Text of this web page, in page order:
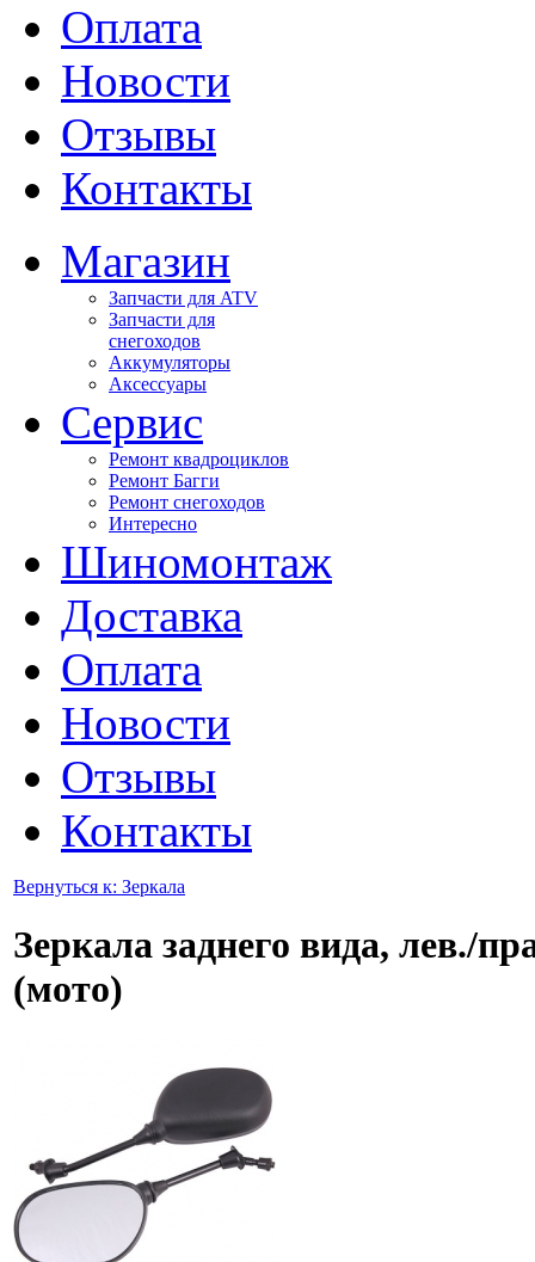
Оплата
Новости
Отзывы
Контакты
Магазин
Запчасти для ATV
Запчасти для
снегоходов
Аккумуляторы
Аксессуары
Сервис
Ремонт квадроциклов
Ремонт Багги
Ремонт снегоходов
Интересно
Шиномонтаж
Доставка
Оплата
Новости
Отзывы
Контакты
Вернуться к: Зеркала
Зеркала заднего вида, лев./
(мото)